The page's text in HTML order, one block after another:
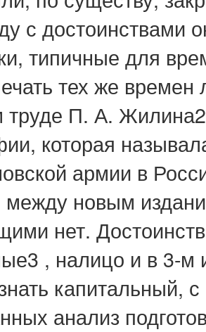
с достоинствами
типичные для
тех же
труде П. А.
которая
армии в
между новым
нет.
, налицо и в 3-м
капитальный,
анализ